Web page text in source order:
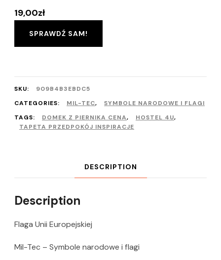
19,00zł
SPRAWDŹ SAM!
SKU:
909B4B3EBDC5
CATEGORIES:
MIL-TEC,
SYMBOLE NARODOWE I FLAGI
TAGS:
DOMEK Z PIERNIKA CENA, HOSTEL 4U,
TAPETA PRZEDPOKÓJ INSPIRACJE
DESCRIPTION
Description
Flaga Unii Europejskiej
Mil-Tec – Symbole narodowe i flagi